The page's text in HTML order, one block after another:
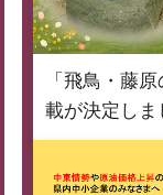
「飛鳥・藤
載が決定しま